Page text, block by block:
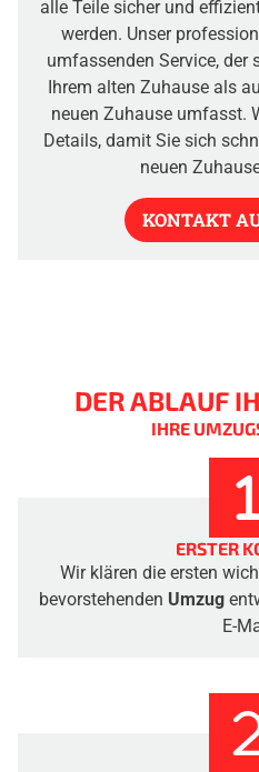
alle Teile sicher und
werden. Unser
umfassenden Service, der
Ihrem alten Zuhause als
neuen Zuhause umfasst.
Details, damit Sie sich
neuen
KONTAKT
DER ABLAUF
IHRE
ERSTER
Wir klären die ersten
bevorstehenden Umzug
E-